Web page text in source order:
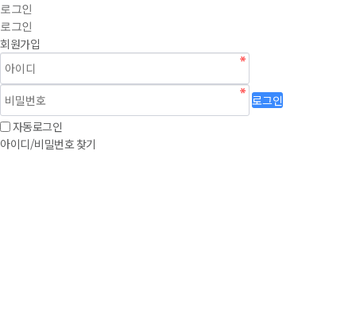
로그인
로그인
회원가입
로그인
자동로그인
아이디/비밀번호 찾기